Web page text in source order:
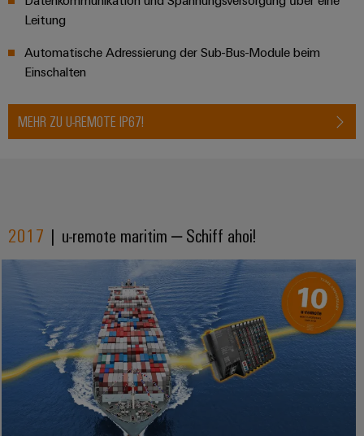
Leitung​
Automatische Adressierung der Sub-Bus-Module beim
Einschalten​
MEHR ZU U-REMOTE IP67!
2017 | u-remote maritim – Schiff ahoi!